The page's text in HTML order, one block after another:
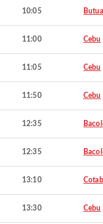
10:05
11:00 Cebu
11:05 Cebu
11:50 Cebu
12:35
12:35
13:10
13:30 Cebu